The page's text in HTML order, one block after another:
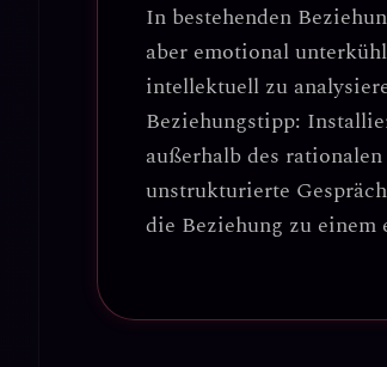
In bestehenden
aber emotional
intellektuell zu
Beziehungstipp:
außerhalb des
unstrukturierte
die Beziehung zu einem